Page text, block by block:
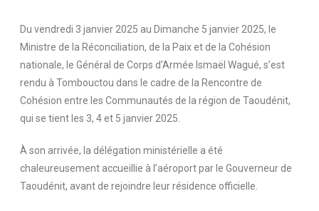
Du vendredi 3 janvier 2025 au Dimanche 5 janvier 2025, le
Ministre de la Réconciliation, de la Paix et de la Cohésion
nationale, le Général de Corps d’Armée Ismaël Wagué, s’est
rendu à Tombouctou dans le cadre de la Rencontre de
Cohésion entre les Communautés de la région de Taoudénit,
qui se tient les 3, 4 et 5 janvier 2025.
À son arrivée, la délégation ministérielle a été
chaleureusement accueillie à l’aéroport par le Gouverneur de
Taoudénit, avant de rejoindre leur résidence officielle.